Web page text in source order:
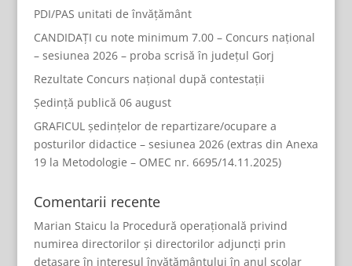
PDI/PAS unitati de învățământ
CANDIDAȚI cu note minimum 7.00 – Concurs național
– sesiunea 2026 – proba scrisă în județul Gorj
Rezultate Concurs național după contestații
Ședință publică 06 august
GRAFICUL ședințelor de repartizare/ocupare a
posturilor didactice – sesiunea 2026 (extras din Anexa
19 la Metodologie – OMEC nr. 6695/14.11.2025)
Comentarii recente
Marian Staicu la Procedură operațională privind
numirea directorilor și directorilor adjuncți prin
detașare în interesul învățământului în anul școlar